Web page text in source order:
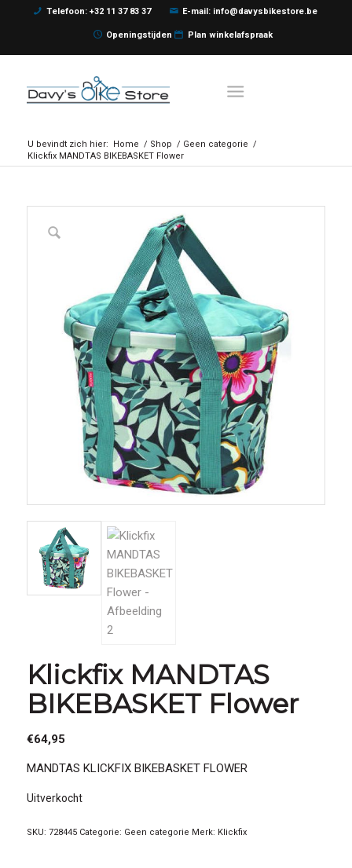
Telefoon: +32 11 37 83 37 E-mail: info@davysbikestore.be
Openingstijden Plan winkelafspraak
U bevindt zich hier: Home / Shop / Geen categorie /
Klickfix MANDTAS BIKEBASKET Flower
Klickfix MANDTAS
BIKEBASKET Flower
€64,95
MANDTAS KLICKFIX BIKEBASKET FLOWER
Uitverkocht
SKU: 728445 Categorie: Geen categorie Merk: Klickfix